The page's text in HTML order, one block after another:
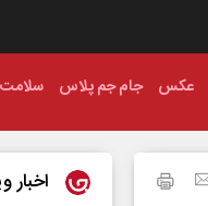
عکس جام جم پلاس سلامت
اخبار